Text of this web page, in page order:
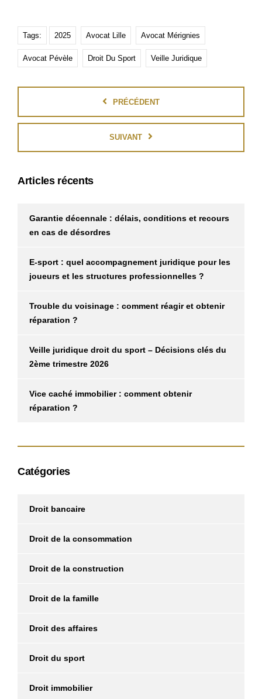
Tags: 2025 Avocat Lille Avocat Mérignies
Avocat Pévèle Droit Du Sport Veille Juridique
PRÉCÉDENT
SUIVANT
Articles récents
Garantie décennale : délais, conditions et recours
en cas de désordres
E-sport : quel accompagnement juridique pour les
joueurs et les structures professionnelles ?
Trouble du voisinage : comment réagir et obtenir
réparation ?
Veille juridique droit du sport – Décisions clés du
2ème trimestre 2026
Vice caché immobilier : comment obtenir
réparation ?
Catégories
Droit bancaire
Droit de la consommation
Droit de la construction
Droit de la famille
Droit des affaires
Droit du sport
Droit immobilier